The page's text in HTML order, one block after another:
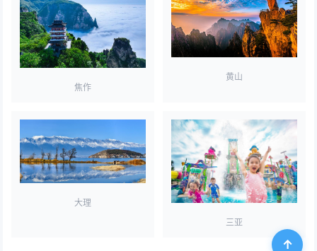
焦作
黄山
大理
三亚